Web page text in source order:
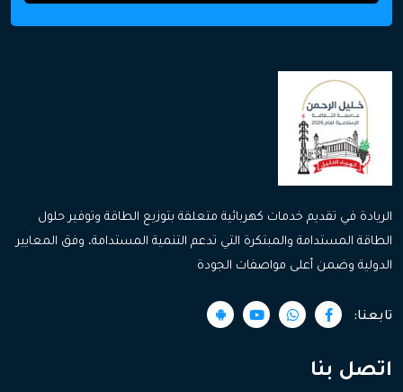
الريادة في تقديم خدمات كهربائية متعلقة بتوزيع الطاقة وتوفير حلول
الطاقة المستدامة والمبتكرة التي تدعم التنمية المستدامة، وفق المعايير
الدولية وضمن أعلى مواصفات الجودة
تابعنا:
اتصل بنا